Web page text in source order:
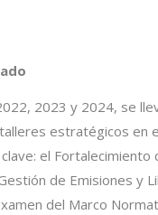
2023 y 2024, se
estratégicos en
el Fortalecimiento
de Emisiones y
del Marco